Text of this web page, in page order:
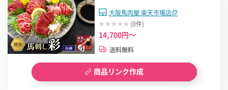
大阪馬肉屋 楽天市場店
(0件)
14,700円～
送料無料
商品リンク作成